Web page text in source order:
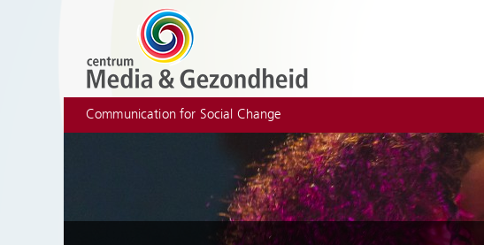
Communication for Social Change